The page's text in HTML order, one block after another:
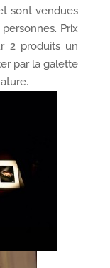
sont vendues
Prix
2 produits un
par la galette